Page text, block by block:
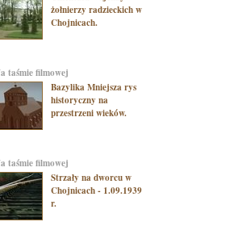
żołnierzy radzieckich w
Chojnicach.
na taśmie filmowej
Bazylika Mniejsza rys
historyczny na
przestrzeni wieków.
na taśmie filmowej
Strzały na dworcu w
Chojnicach - 1.09.1939
r.